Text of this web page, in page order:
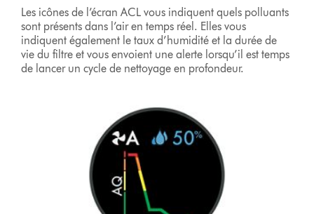
Les icônes de l’écran ACL vous indiquent quels polluants
sont présents dans l’air en temps réel. Elles vous
indiquent également le taux d’humidité et la durée de
vie du filtre et vous envoient une alerte lorsqu’il est temps
de lancer un cycle de nettoyage en profondeur.